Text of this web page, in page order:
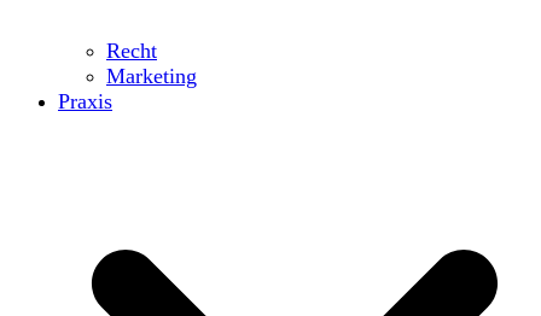
Recht
Marketing
Praxis